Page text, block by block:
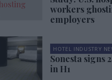
workers
employers
HOTEL INDUSTRY
Sonesta signs
in H1